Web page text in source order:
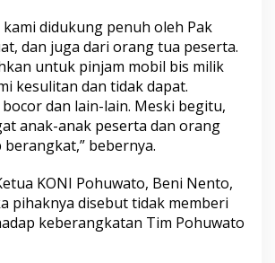
kami didukung penuh oleh Pak
dan juga dari orang tua peserta.
untuk pinjam mobil bis milik
kesulitan dan tidak dapat.
dan lain-lain. Meski begitu,
anak-anak peserta dan orang
bebernya.
KONI Pohuwato, Beni Nento,
pihaknya disebut tidak memberi
keberangkatan Tim Pohuwato